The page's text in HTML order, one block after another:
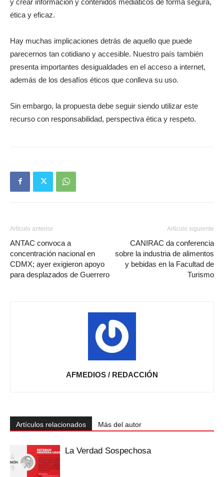
ética y eficaz.
Hay muchas implicaciones detrás de aquello que puede
parecernos tan cotidiano y accesible. Nuestro país también
presenta importantes desigualdades en el acceso a internet,
además de los desafíos éticos que conlleva su uso.
Sin embargo, la propuesta debe seguir siendo utilizar este
recurso con responsabilidad, perspectiva ética y respeto.
Artículo anterior
ANTAC convoca a
concentración nacional en
CDMX; ayer exigieron apoyo
para desplazados de Guerrero
Artículo siguiente
CANIRAC da conferencia
sobre la industria de alimentos
y bebidas en la Facultad de
Turismo
AFMEDIOS / REDACCIÓN
Artículos relacionados Más del autor
La Verdad Sospechosa